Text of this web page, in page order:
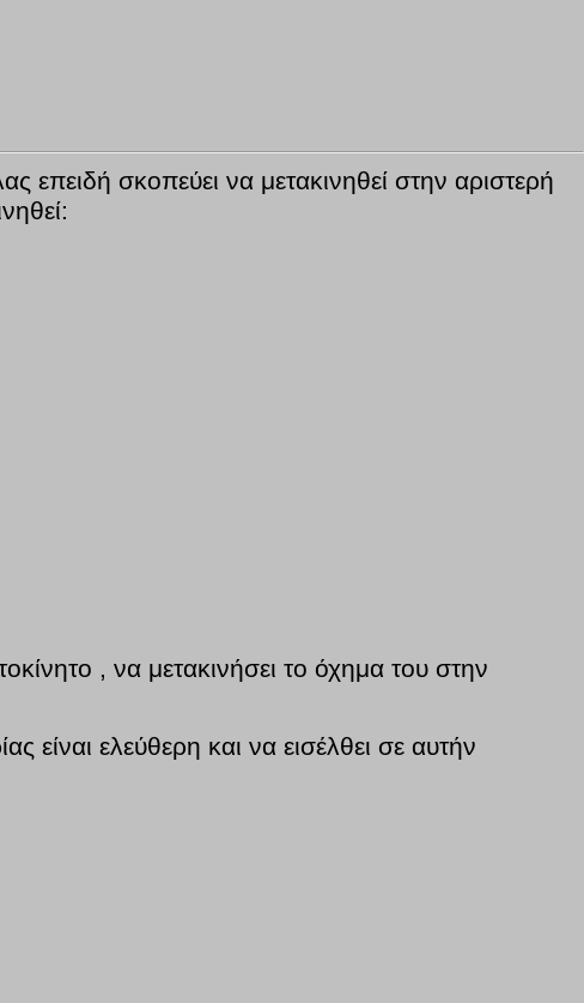
επειδή σκοπεύει να μετακινηθεί στην αριστερή
, να μετακινήσει το όχημα του στην
είναι ελεύθερη και να εισέλθει σε αυτήν